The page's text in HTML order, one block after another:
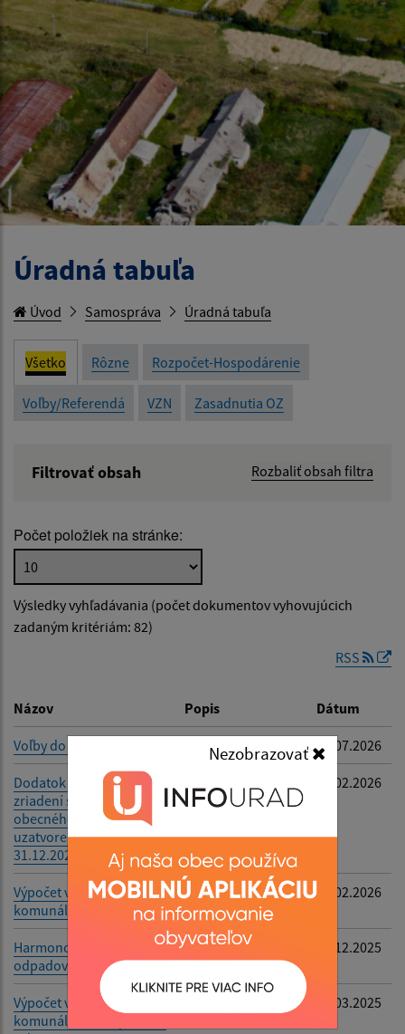
Nezobrazovať
Úradná tabuľa
Úvod Samospráva Úradná tabuľa
Všetko Rôzne Rozpočet-Hospodárenie
Voľby/Referendá VZN Zasadnutia OZ
Filtrovať obsah Rozbaliť obsah filtra
Popis:
Dátum zverejnenia od:
Reset
Počet položiek na stránke:
Výsledky vyhľadávania (počet dokumentov vyhovujúcich
zadaným kritériám: 82)
RSS
Názov Popis Dátum
Voľby do OSO a VÚC 2026 03.07.2026
Dodatok č.1 k Zmluve o
zriadení spoločného
obecného úradu
uzatvorenej dňa
31.12.2024
27.02.2026
Výpočet vytriedenia
komunálných odpadov
Ruská rok 2025 23.02.2026
Harmonogram vývozu
odpadov - rok 2026
Obec Ruská 18.12.2025
Výpočet vytriedenia
komunálneho odpadu za
04.03.2025